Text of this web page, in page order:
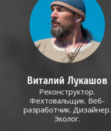
Виталий Лукашов
Реконструктор.
Фехтовальщик. Веб-
разработчик. Дизайнер.
Эколог.